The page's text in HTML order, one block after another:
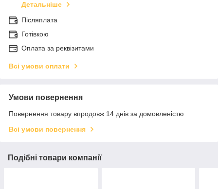
Детальніше
Післяплата
Готівкою
Оплата за реквізитами
Всі умови оплати
Умови повернення
Повернення товару впродовж 14 днів за домовленістю
Всі умови повернення
Подібні товари компанії